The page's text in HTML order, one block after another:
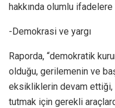
hakkında olumlu
-Demokrasi ve yargı
Raporda, “demokratik
olduğu, gerilemenin ve
eksikliklerin devam ettiği,
tutmak için gerekli